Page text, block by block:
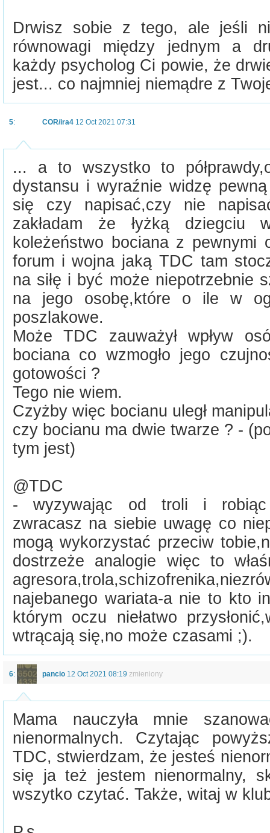
Drwisz sobie z tego, ale jeśli
równowagi między jednym a
każdy psycholog Ci powie, że
jest... co najmniej niemądre z
5: COR/ira4 12 Oct 2021 07:31
... a to wszystko to
dystansu i wyraźnie widzę
się czy napisać,czy nie
zakładam że łyżką dziegciu
koleżeństwo bociana z pewnymi
forum i wojna jaką TDC tam
na siłę i być może niepotrzebnie
na jego osobę,które o ile w
poszlakowe.
Może TDC zauważył wpływ
bociana co wzmogło jego
gotowości ?
Tego nie wiem.
Czyżby więc bocianu uległ
czy bocianu ma dwie twarze ? -
tym jest)
@TDC
- wyzywając od troli i robiąc
zwracasz na siebie uwagę co
mogą wykorzystać przeciw
dostrzeże analogie więc to
najebanego wariata-a nie to kto
którym oczu niełatwo
wtrącają się,no może czasami ;).
6: pancio 12 Oct 2021 08:19 zmieniony
Mama nauczyła mnie
nienormalnych. Czytając
TDC, stwierdzam, że jesteś
się ja też jestem nienormalny,
wszytko czytać. Także, witaj w